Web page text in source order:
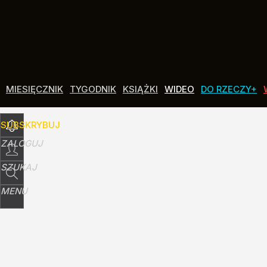
MIESIĘCZNIK TYGODNIK KSIĄŻKI WIDEO DO RZECZY+
SUBSKRYBUJ
ZALOGUJ
SZUKAJ
MENU